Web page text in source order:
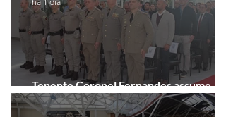
Tenente Coronel Fernandes assume
comando do 41º BPM em Gramado